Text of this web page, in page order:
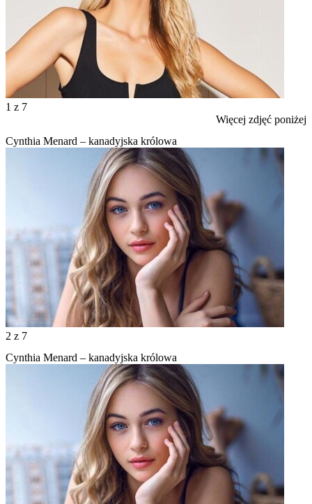
1 z 7
Więcej zdjęć poniżej
Cynthia Menard – kanadyjska królowa
2 z 7
Cynthia Menard – kanadyjska królowa